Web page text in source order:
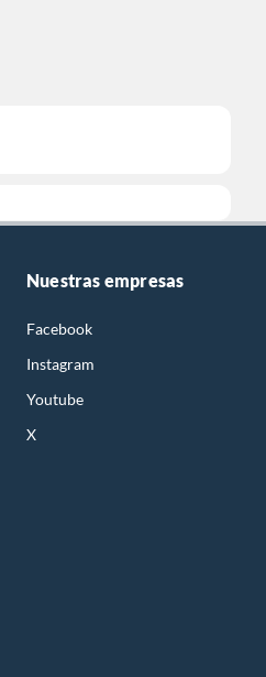
Nuestras empresas
Facebook
Instagram
Youtube
X